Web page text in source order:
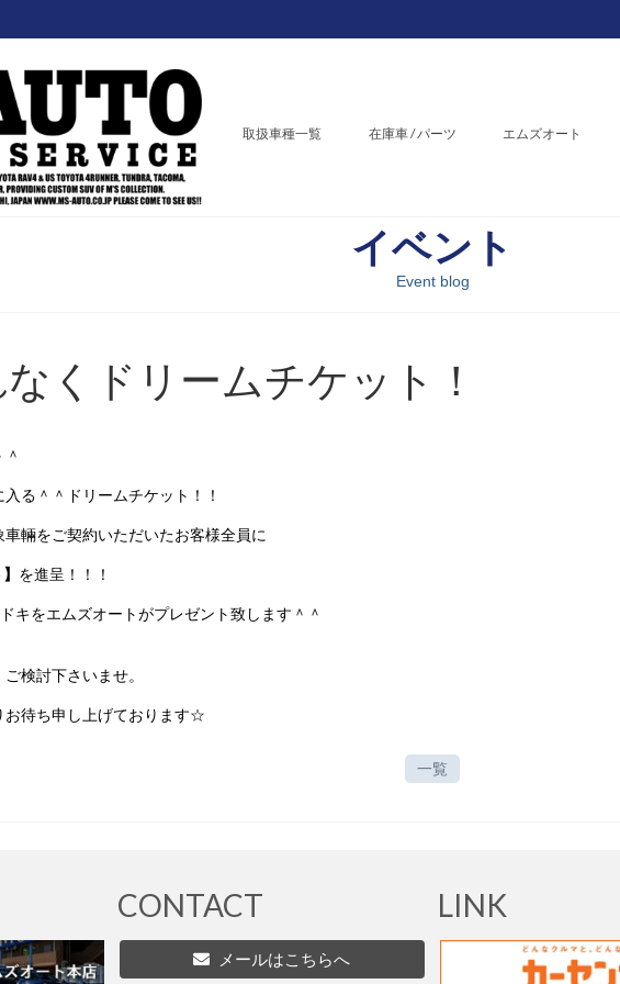
取扱車種一覧 在庫車 / パーツ エムズオート
イベント
Event blog
くドリームチケット！
る＾＾ドリームチケット！！
輛をご契約いただいたお客様全員に
を進呈！！！
キをエムズオートがプレゼント致します＾＾
検討下さいませ。
お待ち申し上げております☆
一覧
CONTACT
メールはこちらへ
LINK